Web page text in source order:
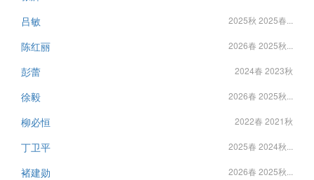
吕敏 2025秋 2025春...
陈红丽 2026春 2025秋...
彭蕾 2024春 2023秋
徐毅 2026春 2025秋...
柳必恒 2022春 2021秋
丁卫平 2025春 2024秋...
褚建勋 2026春 2025秋...